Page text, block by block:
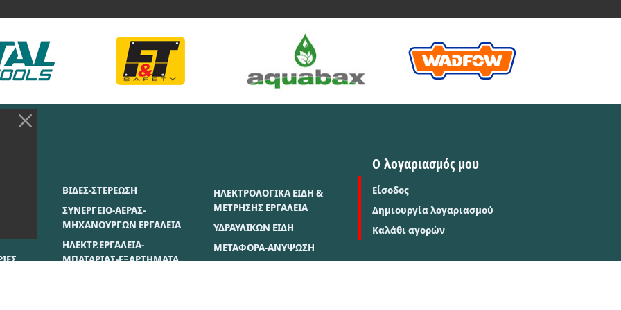
ΒΙΔΕΣ-ΣΤΕΡΕΩΣΗ
ΣΥΝΕΡΓΕΙΟ-ΑΕΡΑΣ-
ΜΗΧΑΝΟΥΡΓΩΝ ΕΡΓΑΛΕΙΑ
ΗΛΕΚΤΡ.ΕΡΓΑΛΕΙΑ-
ΜΠΑΤΑΡΙΑΣ-ΕΞΑΡΤΗΜΑΤΑ
ΗΛΕΚΤΡΟΛΟΓΙΚΑ ΕΙΔΗ &
ΜΕΤΡΗΣΗΣ ΕΡΓΑΛΕΙΑ
ΥΔΡΑΥΛΙΚΩΝ ΕΙΔΗ
ΜΕΤΑΦΟΡΑ-ΑΝΥΨΩΣΗ
Ο λογαριασμός μου
Είσοδος
Δημιουργία λογαριασμού
Καλάθι αγορών